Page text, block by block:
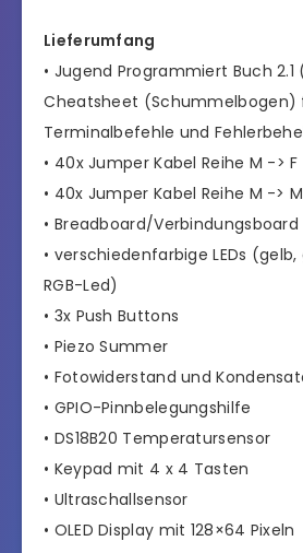
Lieferumfang
• Jugend Programmiert Buch
Cheatsheet (Schummelbogen)
Terminalbefehle und
• 40x Jumper Kabel Reihe M -> F
• 40x Jumper Kabel Reihe M -> M
• Breadboard/Verbindungsboard
• verschiedenfarbige LEDs
RGB-Led)
• 3x Push Buttons
• Piezo Summer
• Fotowiderstand und
• GPIO-Pinnbelegungshilfe
• DS18B20 Temperatursensor
• Keypad mit 4 x 4 Tasten
• Ultraschallsensor
• OLED Display mit 128×64 Pixeln